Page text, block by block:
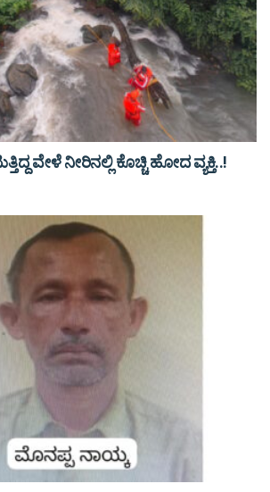
ವೇಳೆ ನೀರಿನಲ್ಲಿ ಕೊಚ್ಚಿ ಹೋದ ವ್ಯಕ್ತಿ..!